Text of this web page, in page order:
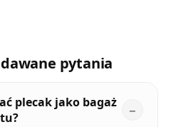
pytania
plecak jako bagaż